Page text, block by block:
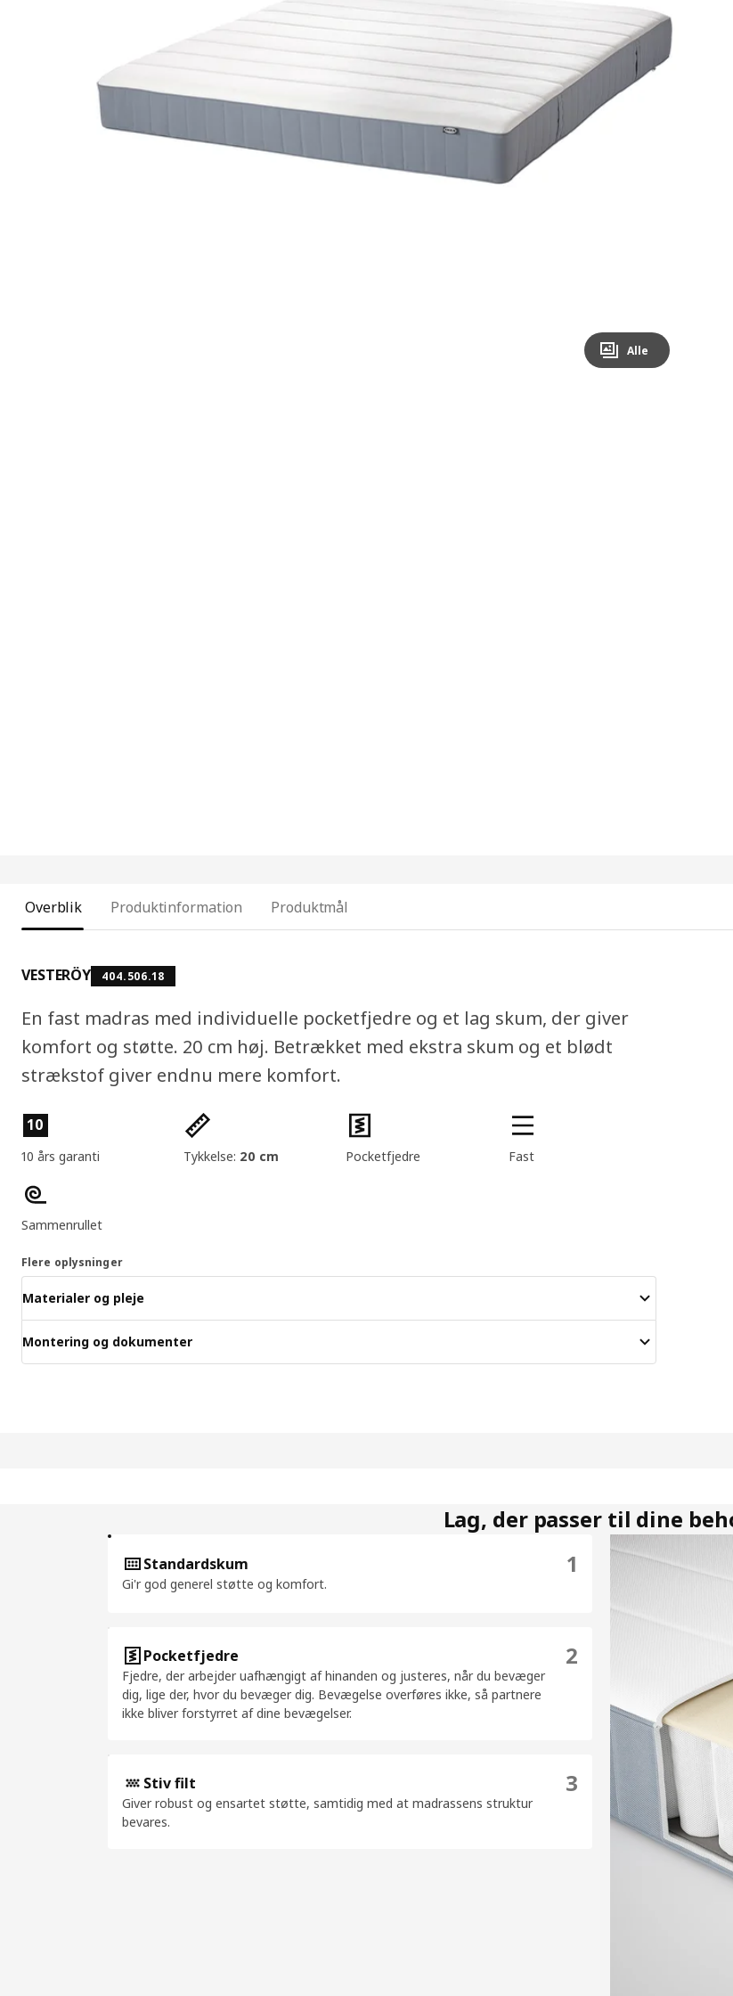
Image zoomed out, normal view
Alle
Overblik Produktinformation Produktmål
VESTERÖY 404.506.18
En fast madras med individuelle pocketfjedre og et lag skum, der giver
komfort og støtte. 20 cm høj. Betrækket med ekstra skum og et blødt
strækstof giver endnu mere komfort.
Produktfunktioner
10
10 års garanti Tykkelse: 20 cm Pocketfjedre Fast
Sammenrullet
Flere oplysninger
Materialer og pleje
Montering og dokumenter
Lag, der passer til dine
Standardskum
Gi'r god generel støtte og komfort.
1
Pocketfjedre
Fjedre, der arbejder uafhængigt af hinanden og justeres, når du bevæger
dig, lige der, hvor du bevæger dig. Bevægelse overføres ikke, så partnere
ikke bliver forstyrret af dine bevægelser.
2
Stiv filt
Giver robust og ensartet støtte, samtidig med at madrassens struktur
bevares.
3